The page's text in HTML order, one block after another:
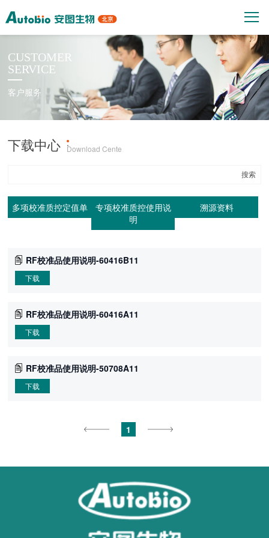
CUSTOMER
SERVICE
客户服务
下载中心 ·Download Cente
多项校准质控定值单
专项校准质控使用说
明
溯源资料
RF校准品使用说明-60416B11
下载
RF校准品使用说明-60416A11
下载
RF校准品使用说明-50708A11
下载
1